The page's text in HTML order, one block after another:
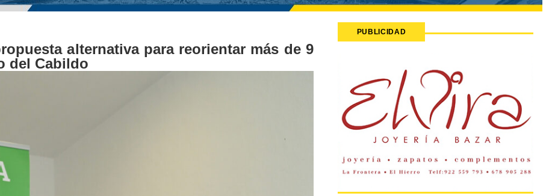
alternativa para reorientar más de 9
del Cabildo
PUBLICIDAD